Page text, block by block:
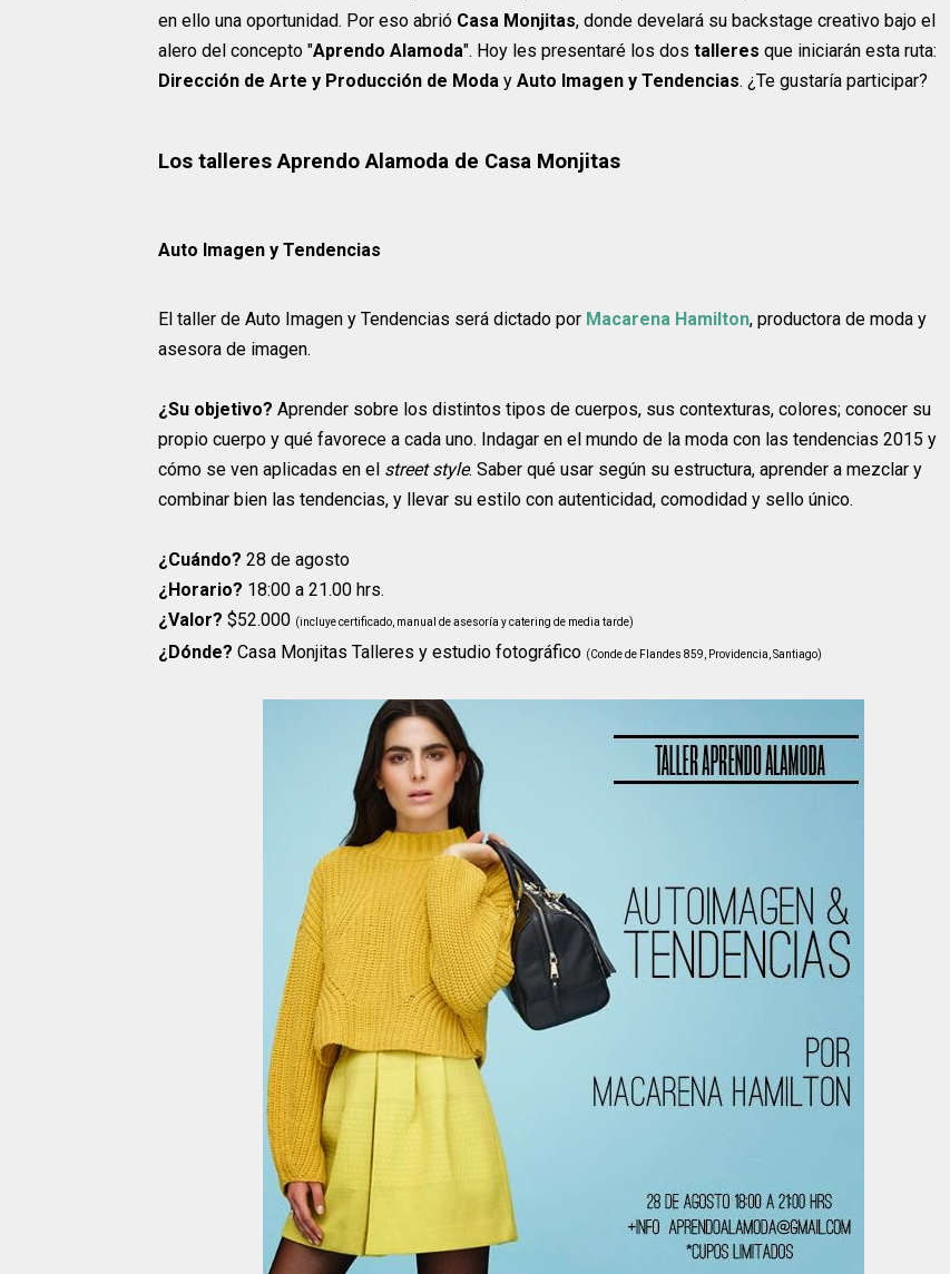
en ello una oportunidad. Por eso abrió Casa Monjitas, donde develará su backstage creativo bajo el
alero del concepto "Aprendo Alamoda". Hoy les presentaré los dos talleres que iniciarán esta ruta:
Dirección de Arte y Producción de Moda y Auto Imagen y Tendencias. ¿Te gustaría participar?
Los talleres Aprendo Alamoda de Casa Monjitas
Auto Imagen y Tendencias
El taller de Auto Imagen y Tendencias será dictado por Macarena Hamilton, productora de moda y
asesora de imagen.
¿Su objetivo? Aprender sobre los distintos tipos de cuerpos, sus contexturas, colores; conocer su
propio cuerpo y qué favorece a cada uno. Indagar en el mundo de la moda con las tendencias 2015 y
cómo se ven aplicadas en el street style. Saber qué usar según su estructura, aprender a mezclar y
combinar bien las tendencias, y llevar su estilo con autenticidad, comodidad y sello único.
¿Cuándo? 28 de agosto
¿Horario? 18:00 a 21.00 hrs.
¿Valor? $52.000 (incluye certificado, manual de asesoría y catering de media tarde)
¿Dónde? Casa Monjitas Talleres y estudio fotográfico (Conde de Flandes 859, Providencia, Santiago)